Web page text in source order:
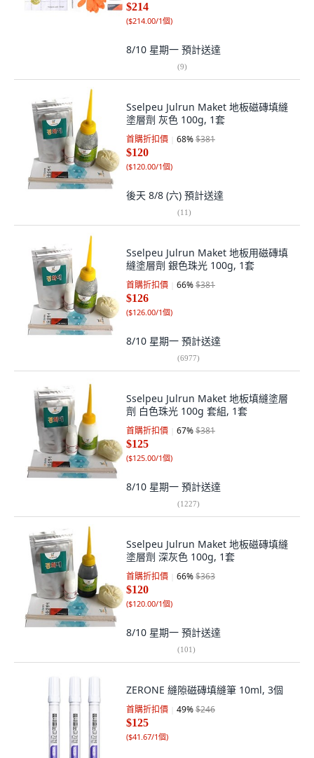
$214
($214.00/1個)
8/10 星期一 預計送達
(9)
Sselpeu Julrun Maket 地板磁磚填縫
塗層劑 灰色 100g, 1套
首購折扣價 68%$381
$120
($120.00/1個)
後天 8/8 (六) 預計送達
(11)
Sselpeu Julrun Maket 地板用磁磚填
縫塗層劑 銀色珠光 100g, 1套
首購折扣價 66%$381
$126
($126.00/1個)
8/10 星期一 預計送達
(6977)
Sselpeu Julrun Maket 地板填縫塗層
劑 白色珠光 100g 套組, 1套
首購折扣價 67%$381
$125
($125.00/1個)
8/10 星期一 預計送達
(1227)
Sselpeu Julrun Maket 地板磁磚填縫
塗層劑 深灰色 100g, 1套
首購折扣價 66%$363
$120
($120.00/1個)
8/10 星期一 預計送達
(101)
ZERONE 縫隙磁磚填縫筆 10ml, 3個
首購折扣價 49%$246
$125
($41.67/1個)